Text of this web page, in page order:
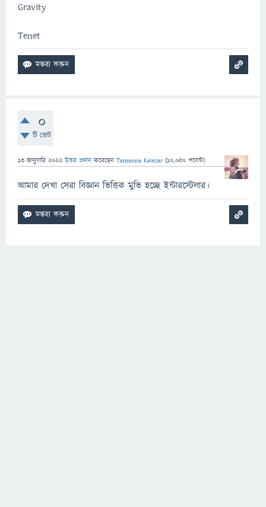
Gravity
Tenet
0
টি ভোট
13 জানুয়ারি 2022 উত্তর প্রদান করেছেন Tamanna Kawsar (10,050 পয়েন্ট)
আমার দেখা সেরা বিজ্ঞান ভিত্তিক মুভি হচ্ছে ইন্টারস্টেলার।